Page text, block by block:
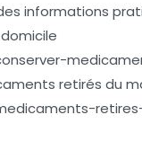
informations
retirés du